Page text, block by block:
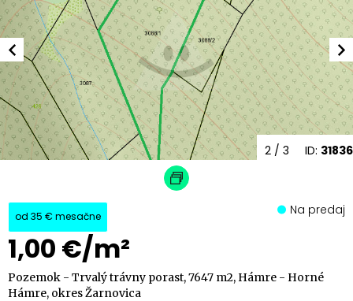
ID: 31836
2 / 3
od 35 € mesačne
1,00 €/m²
Na predaj
Pozemok - Trvalý trávny porast, 7647 m2, Hámre - Horné
Hámre, okres Žarnovica